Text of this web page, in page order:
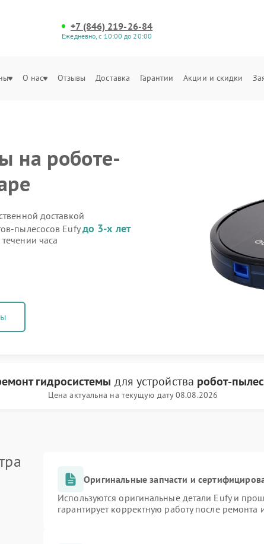
+7 (846) 219-26-84
Ежедневно, с 10:00 до 20:00
О нас Отзывы Доставка Гарантии Акции и скидки
на роботе-
доставкой
пылесосов Eufyдо 3-х лет
часа
гидросистемы для устройства робот-
Цена актуальна на текущую дату 08.08.2026
Оригинальные запчасти и
Используются оригинальные детали Eufy и
гарантирует корректную работу после ремонта